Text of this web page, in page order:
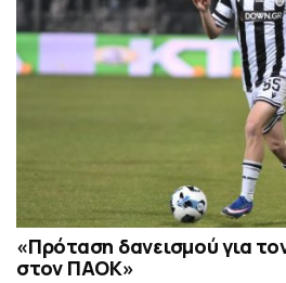
«Πρόταση δανεισμού για
στον ΠΑΟΚ»